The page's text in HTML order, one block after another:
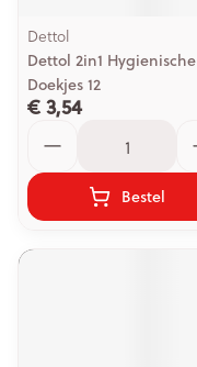
Dettol
Dettol 2in1 Hygienische
Doekjes 12
€ 3,54
Bestel